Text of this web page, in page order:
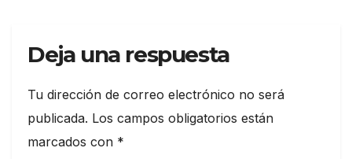
Deja una respuesta
Tu dirección de correo electrónico no será
publicada. Los campos obligatorios están
marcados con *